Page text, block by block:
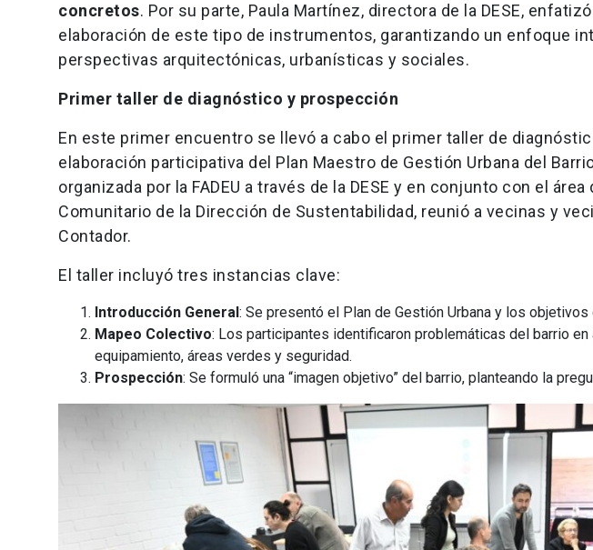
concretos. Por su parte, Paula Martínez, directora de la DESE,
elaboración de este tipo de instrumentos, garantizando un enfoque
perspectivas arquitectónicas, urbanísticas y sociales.
Primer taller de diagnóstico y prospección
En este primer encuentro se llevó a cabo el primer taller de
elaboración participativa del Plan Maestro de Gestión Urbana del
organizada por la FADEU a través de la DESE y en conjunto con el
Comunitario de la Dirección de Sustentabilidad, reunió a vecinas y
Contador.
El taller incluyó tres instancias clave:
Introducción General : Se presentó el Plan de Gestión Urbana y los objetivos
Mapeo Colectivo: Los participantes identificaron problemáticas del barrio
equipamiento, áreas verdes y seguridad.
Prospección: Se formuló una “imagen objetivo” del barrio, planteando la